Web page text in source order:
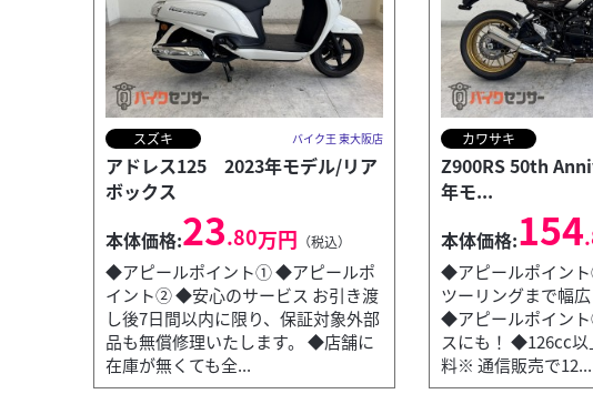
スズキ バイク王 東大阪店
アドレス125 2023年モデル/リア
ボックス
本体価格:23.80万円 （税込）
◆アピールポイント① ◆アピールポ
イント② ◆安心のサービス お引き渡
し後7日間以内に限り、保証対象外部
品も無償修理いたします。 ◆店舗に
在庫が無くても全...
カワサキ
Z900RS 50th
年モ...
本体価格:154
◆アピールポイン
ツーリングまで幅
◆アピールポイン
スにも！ ◆126cc
料※ 通信販売で12...